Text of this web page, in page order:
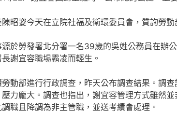
陳昭姿今天在立院社福及衛環委員會，質詢勞
源於勞發署北分署一名39歲的吳姓公務員在辦
謝宜容職場霸凌而輕生。
勞動部進行行政調查，昨天公布調查結果。調
力龐大。調查也指出，謝宜容管理方式雖然
調職且降調為非主管職，並送考績會處理。